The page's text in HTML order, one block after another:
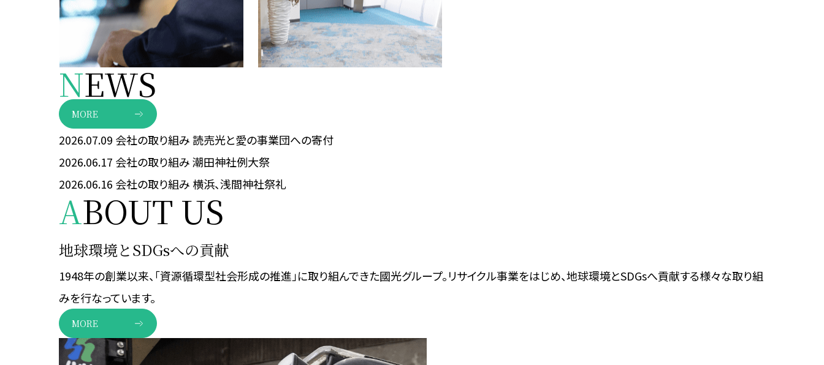
NEWS
MORE
2026.07.09 会社の取り組み読売光と愛の事業団への寄付
2026.06.17 会社の取り組み潮田神社例大祭
2026.06.16 会社の取り組み 横浜、浅間神社祭礼
ABOUT US
地球環境とSDGsへの貢献
1948年の創業以来、「資源循環型社会形成の推進」に取り組んできた國光グループ。リサイクル事業をはじめ、地球環境とSDGsへ貢献する様々な取り組
みを行なっています。
MORE